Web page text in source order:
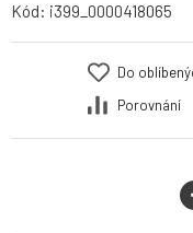
Kód: i399_0000418065
Do
Porovnání